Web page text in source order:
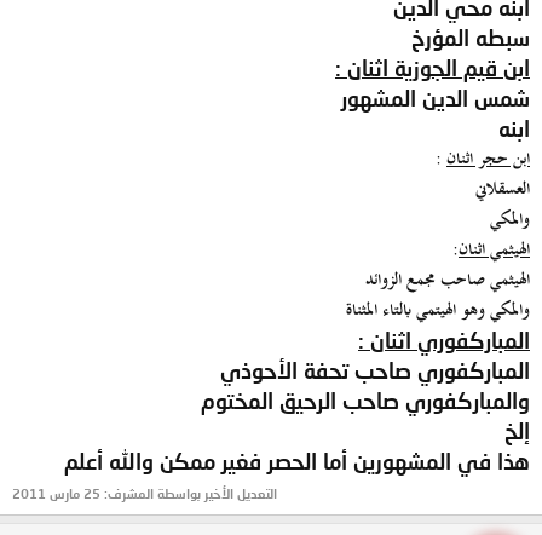
ابنه محي الدين
سبطه المؤرخ
ابن قيم الجوزية اثنان :
شمس الدين المشهور
ابنه
ابن حجر اثنان:
العسقلاني
والمكي
الهيثمي اثنان:
الهيثمي صاحب مجمع الزوائد
والمكي وهو الهيتمي بالتاء المثناة
المباركفوري اثنان :
المباركفوري صاحب تحفة الأحوذي
والمباركفوري صاحب الرحيق المختوم
إلخ
هذا في المشهورين أما الحصر فغير ممكن والله أعلم
التعديل الأخير بواسطة المشرف: 25 مارس 2011